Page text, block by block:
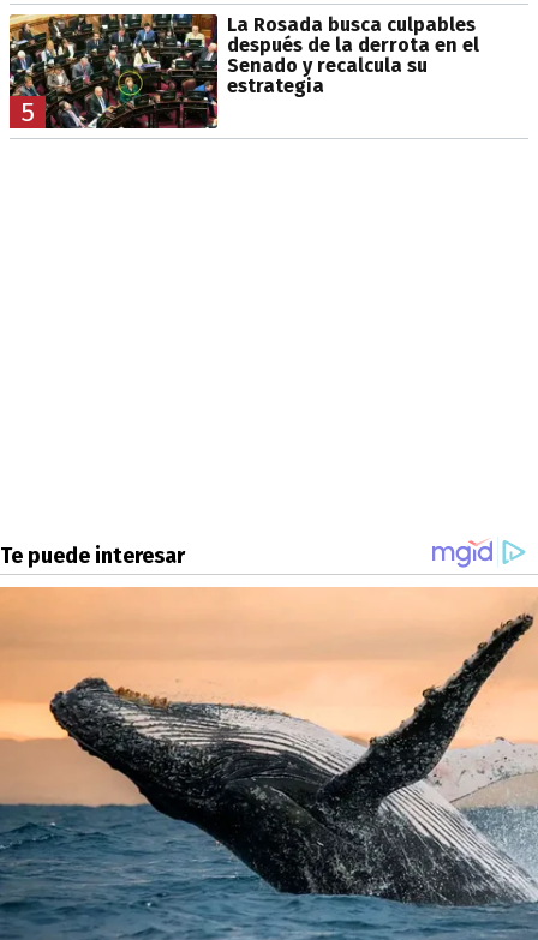
5
La Rosada busca culpables
después de la derrota en el
Senado y recalcula su
estrategia